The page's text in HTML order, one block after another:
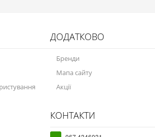
ДОДАТКОВО
Бренди
Мапа сайту
Акції
КОНТАКТИ